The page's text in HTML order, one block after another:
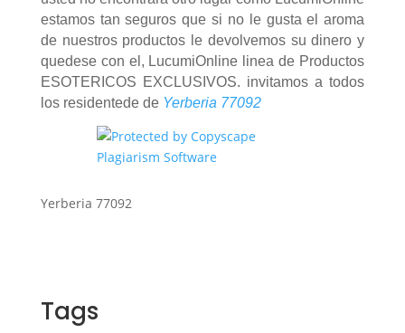
estamos tan seguros que si no le gusta el aroma
de nuestros productos le devolvemos su dinero y
quedese con el, LucumiOnline linea de Productos
ESOTERICOS EXCLUSIVOS. invitamos a todos
los residentede de Yerberia 77092
Yerberia 77092
Tags